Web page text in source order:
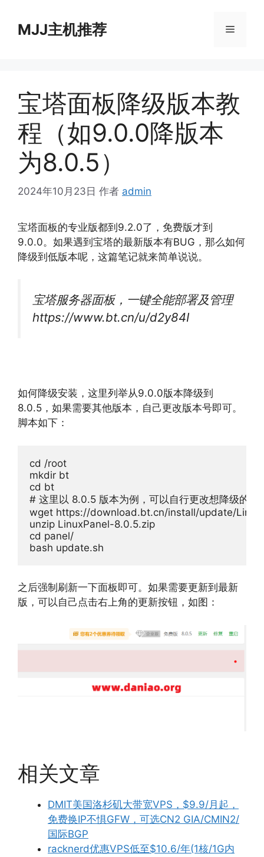
MJJ主机推荐 菜
宝塔面板降级版本教
程（如9.0.0降版本
为8.0.5）
2024年10月23日 作者 admin
宝塔面板的专业版都到9.2.0了，免费版才到
9.0.0。如果遇到宝塔的最新版本有BUG，那么如何
降级到低版本呢，这篇笔记就来简单说说。
宝塔服务器面板，一键全能部署及管理
https://www.bt.cn/u/d2y84I
如何降级安装，这里列举从9.0.0版本降级到
8.0.5，如果需要其他版本，自己更改版本号即可。
脚本如下：
cd /root
mkdir bt
cd bt
# 这里以 8.0.5 版本为例，可以自行更改想降级的版
wget https://download.bt.cn/install/update/
unzip LinuxPanel-8.0.5.zip
cd panel/
bash update.sh
之后强制刷新一下面板即可。如果需要更新到最新
版，可以自己点击右上角的更新按钮，如图：
相关文章
DMIT美国洛杉矶大带宽VPS，$9.9/月起，
免费换IP不惧GFW，可选CN2 GIA/CMIN2/
国际BGP
racknerd优惠VPS低至$10.6/年(1核/1G内